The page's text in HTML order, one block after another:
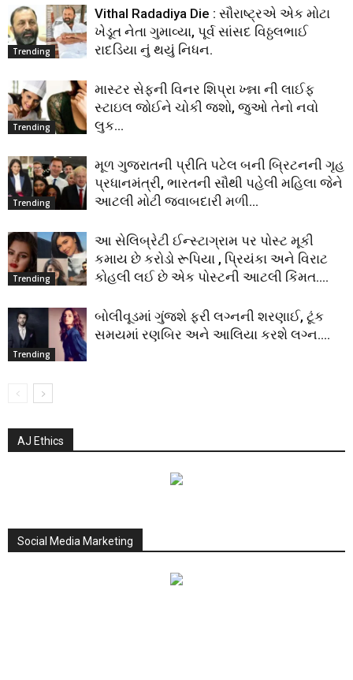
Trending
Vithal Radadiya Die : સૌરાષ્ટ્રએ એક મોટા
ખેડૂત નેતા ગુમાવ્યા, પૂર્વ સાંસદ વિઠ્ઠલભાઈ
રાદડિયા નું થયું નિધન.
Trending
માસ્ટર સેફની વિનર શિપ્રા ખ્ન્ના ની લાઈફ
સ્ટાઇલ જોઈને ચોકી જશો, જુઓ તેનો નવો
લુક…
Trending
મૂળ ગુજરાતની પ્રીતિ પટેલ બની બ્રિટનની ગૃહ
પ્રધાનમંત્રી, ભારતની સૌથી પહેલી મહિલા જેને
આટલી મોટી જવાબદારી મળી…
Trending
આ સેલિબ્રેટી ઈન્સ્ટાગ્રામ પર પોસ્ટ મૂકી
કમાય છે કરોડો રૂપિયા , પ્રિયંકા અને વિરાટ
કોહલી લઈ છે એક પોસ્ટની આટલી કિંમત….
Trending
બોલીવૂડમાં ગુંજશે ફરી લગ્નની શરણાઈ, ટૂંક
સમયમાં રણબિર અને આલિયા કરશે લગ્ન….
AJ Ethics
Social Media Marketing